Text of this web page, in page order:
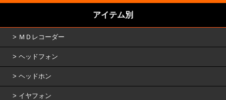
アイテム別
ＭＤレコーダー
ヘッドフォン
ヘッドホン
イヤフォン